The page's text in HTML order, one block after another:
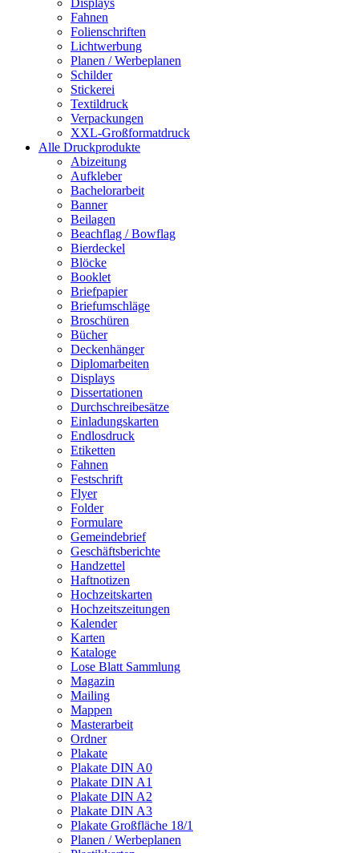
Displays
Fahnen
Folienschriften
Lichtwerbung
Planen / Werbeplanen
Schilder
Stickerei
Textildruck
Verpackungen
XXL-Großformatdruck
Alle Druckprodukte
Abizeitung
Aufkleber
Bachelorarbeit
Banner
Beilagen
Beachflag / Bowflag
Bierdeckel
Blöcke
Booklet
Briefpapier
Briefumschläge
Broschüren
Bücher
Deckenhänger
Diplomarbeiten
Displays
Dissertationen
Durchschreibesätze
Einladungskarten
Endlosdruck
Etiketten
Fahnen
Festschrift
Flyer
Folder
Formulare
Gemeindebrief
Geschäftsberichte
Handzettel
Haftnotizen
Hochzeitskarten
Hochzeitszeitungen
Kalender
Karten
Kataloge
Lose Blatt Sammlung
Magazin
Mailing
Mappen
Masterarbeit
Ordner
Plakate
Plakate DIN A0
Plakate DIN A1
Plakate DIN A2
Plakate DIN A3
Plakate Großfläche 18/1
Planen / Werbeplanen